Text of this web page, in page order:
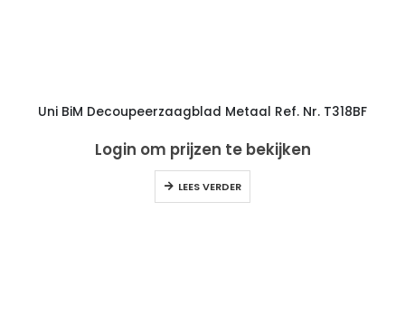
Uni BiM Decoupeerzaagblad Metaal Ref. Nr. T318BF
Login om prijzen te bekijken
LEES VERDER